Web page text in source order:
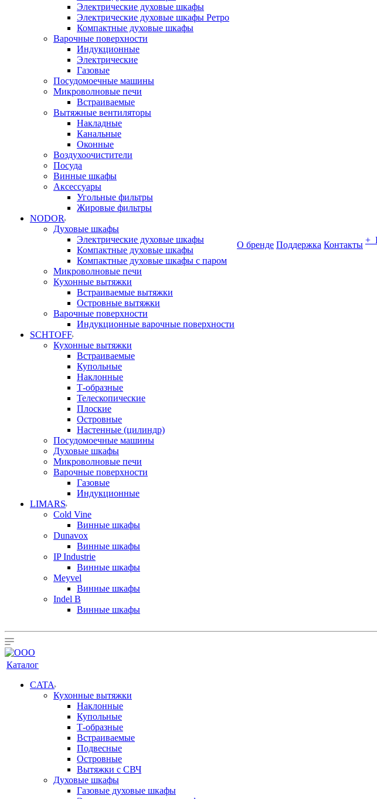
Электрические духовые шкафы
Электрические духовые шкафы Ретро
Компактные духовые шкафы
Варочные поверхности
Индукционные
Электрические
Газовые
Посудомоечные машины
Микроволновые печи
Встраиваемые
Вытяжные вентиляторы
Накладные
Канальные
Оконные
Воздухоочистители
Посуда
Винные шкафы
Аксессуары
Угольные фильтры
Жировые фильтры
NODOR
Духовые шкафы
Электрические духовые шкафы
Компактные духовые шкафы
Компактные духовые шкафы с паром
Микроволновые печи
Кухонные вытяжки
Встраиваемые вытяжки
Островные вытяжки
Варочные поверхности
Индукционные варочные поверхности
SCHTOFF
Кухонные вытяжки
Встраиваемые
Купольные
Наклонные
Т-образные
Телескопические
Плоские
Островные
Настенные (цилиндр)
Посудомоечные машины
Духовые шкафы
Микроволновые печи
Варочные поверхности
Газовые
Индукционные
LIMARS
Cold Vine
Винные шкафы
Dunavox
Винные шкафы
IP Industrie
Винные шкафы
Meyvel
Винные шкафы
Indel B
Винные шкафы
О бренде Поддержка Контакты +
Каталог
CATA
Кухонные вытяжки
Наклонные
Купольные
Т-образные
Встраиваемые
Подвесные
Островные
Вытяжки с СВЧ
Духовые шкафы
Газовые духовые шкафы